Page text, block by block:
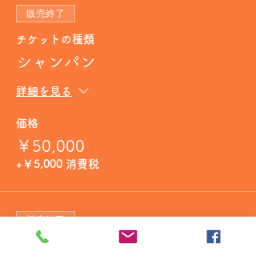
販売終了
チケットの種類
シャンパン
詳細を見る
価格
￥50,000
+￥5,000 消費税
販売終了
チケットの種類